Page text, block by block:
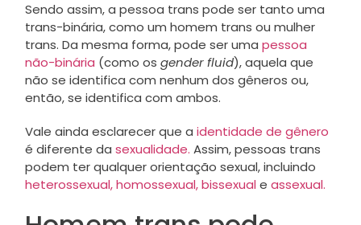
Sendo assim, a pessoa trans pode ser tanto uma
trans-binária, como um homem trans ou mulher
trans. Da mesma forma, pode ser uma pessoa
não-binária (como os gender fluid), aquela que
não se identifica com nenhum dos gêneros ou,
então, se identifica com ambos.
Vale ainda esclarecer que a identidade de gênero
é diferente da sexualidade. Assim, pessoas trans
podem ter qualquer orientação sexual, incluindo
heterossexual, homossexual,bissexual e assexual.